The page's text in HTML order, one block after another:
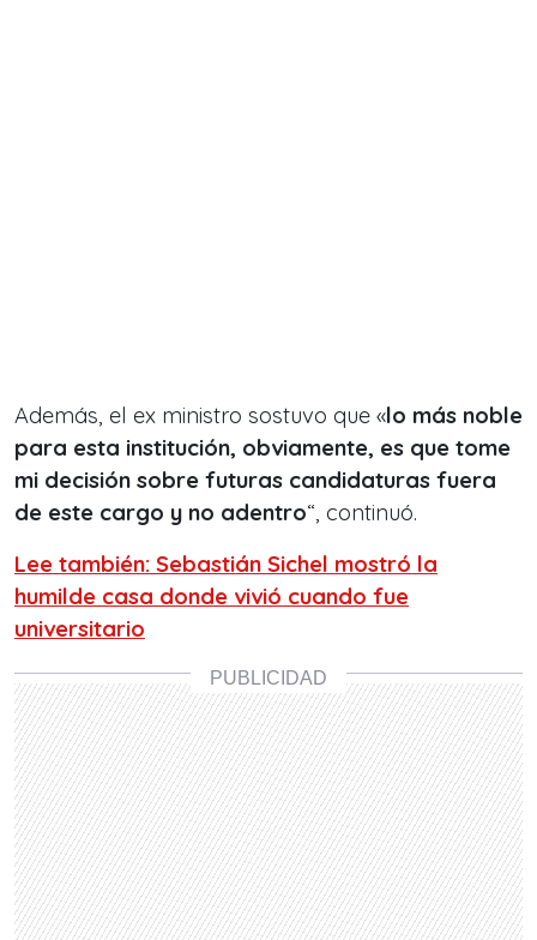
Además, el ex ministro sostuvo que «lo más noble
para esta institución, obviamente, es que tome
mi decisión sobre futuras candidaturas fuera
de este cargo y no adentro“, continuó.
Lee también: Sebastián Sichel mostró la
humilde casa donde vivió cuando fue
universitario